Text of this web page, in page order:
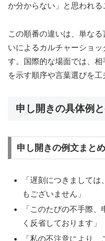
か分からない」と思われる
この順番の違いは、単な
いによるカルチャーショ
す。国際的な場面では、
を示す順序や言葉選びを工
申し開きの具体例
申し開きの例文まとめ
「遅刻につきまして
もございません」
「このたびの不手際
く反省しております」
「私の不注意により